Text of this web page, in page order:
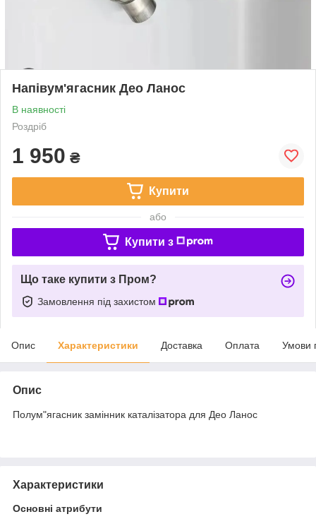
Напівум'ягасник Део Ланос
В наявності
Роздріб
1 950 ₴
Купити
або
Купити з
Що таке купити з Пром?
Замовлення під захистом
Опис Характеристики Доставка Оплата Умови
Опис
Полум"ягасник замінник каталізатора для Део Ланос
Характеристики
Основні атрибути